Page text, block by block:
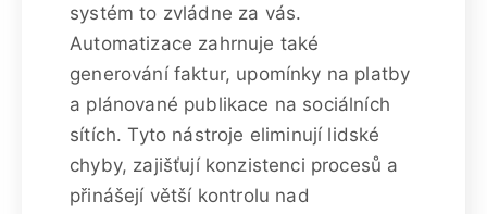
systém to zvládne za vás.
Automatizace zahrnuje také
generování faktur, upomínky na platby
a plánované publikace na sociálních
sítích. Tyto nástroje eliminují lidské
chyby, zajišťují konzistenci procesů a
přinášejí větší kontrolu nad